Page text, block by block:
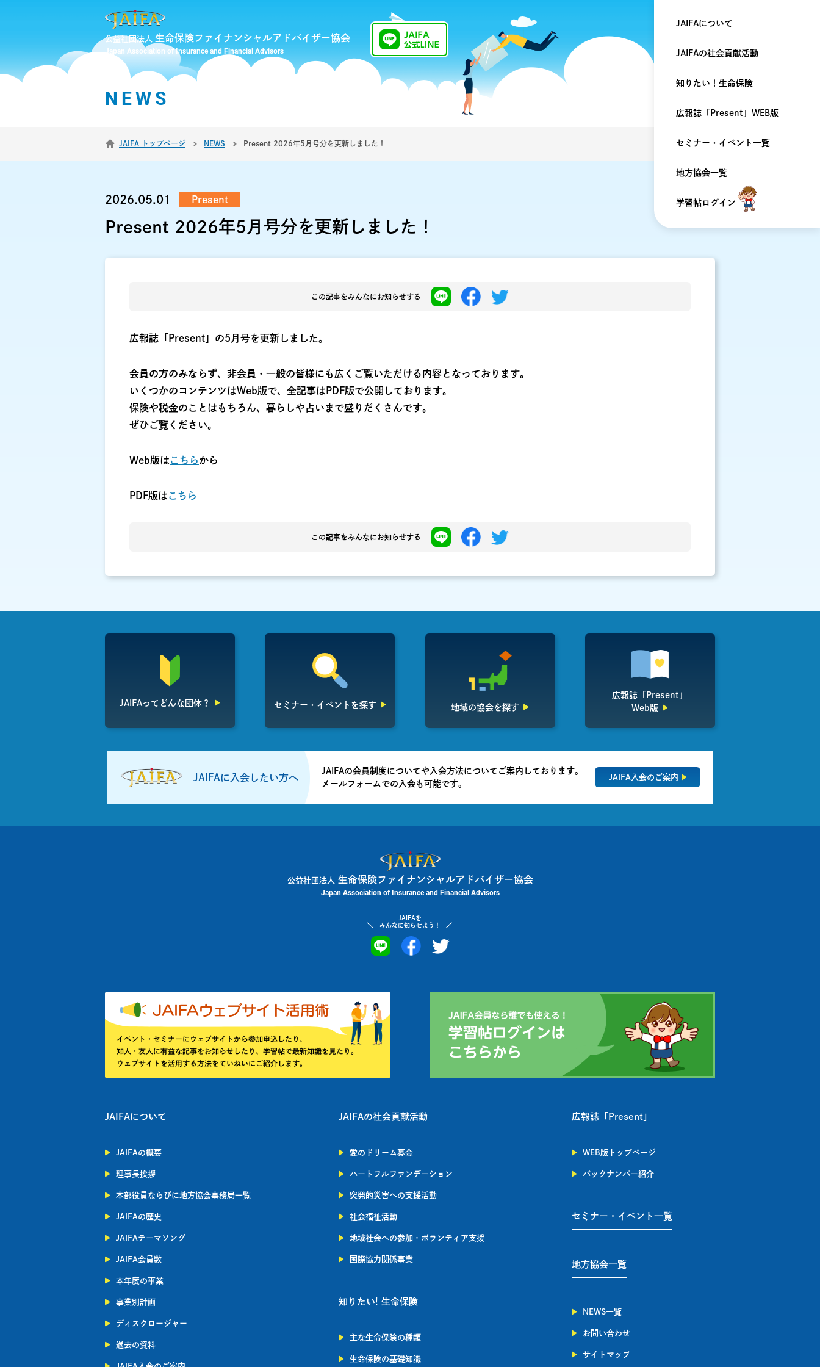
JAIFAについて
JAIFAの社会貢献活動
知りたい！ 生命保険
広報誌「Present」 WEB版
セミナー・ イベント一覧
地方協会一覧
学習帖ログイン
公益社団法人 生命保険ファイナンシャルアドバイザー協会
Japan Association of Insurance and Financial Advisors
NEWS
JAIFA トップページ NEWS Present 2026年5月号分を更新しました！
2026.05.01 Present
Present 2026年5月号分を更新しました！
この記事をみんなにお知らせする
広報誌「Present」の5月号を更新しました。
会員の方のみならず、非会員・一般の皆様にも広くご覧いただける内容となっております。
いくつかのコンテンツはWeb版で、全記事はPDF版で公開しております。
保険や税金のことはもちろん、暮らしや占いまで盛りだくさんです。
ぜひご覧ください。
Web版はこちらから
PDF版はこちら
この記事をみんなにお知らせする
JAIFAって どんな団体？ セミナー・イベント を探す 地域の協会を探す
広報誌「Present」
Web版
JAIFAに入会したい方へ
JAIFAの会員制度についてや入会方法についてご案内しております。
メールフォームでの入会も可能です。
JAIFA入会のご案内
公益社団法人
生命保険ファイナンシャルアドバイザー協会
Japan Association of Insurance and Financial Advisors
JAIFAを
みんなに知らせよう！
JAIFAについて
JAIFAの概要
理事長挨拶
本部役員ならびに地方協会事務局一覧
JAIFAの歴史
JAIFAテーマソング
JAIFA会員数
本年度の事業
事業別計画
ディスクロージャー
過去の資料
JAIFAの社会貢献活動
愛のドリーム募金
ハートフルファンデーション
突発的災害への支援活動
社会福祉活動
地域社会への参加・ボランティア支援
国際協力関係事業
知りたい! 生命保険
主な生命保険の種類
生命保険の基礎知識
広報誌「Present」
WEB版トップページ
バックナンバー紹介
セミナー・イベント一覧
地方協会一覧
NEWS一覧
お問い合わせ
サイトマップ